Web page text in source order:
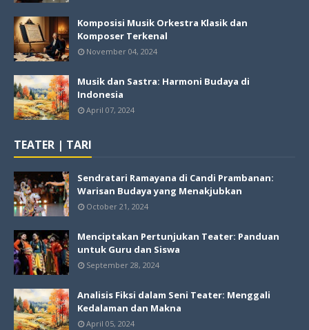
Komposisi Musik Orkestra Klasik dan
Komposer Terkenal
November 04, 2024
Musik dan Sastra: Harmoni Budaya di
Indonesia
April 07, 2024
TEATER | TARI
Sendratari Ramayana di Candi Prambanan:
Warisan Budaya yang Menakjubkan
October 21, 2024
Menciptakan Pertunjukan Teater: Panduan
untuk Guru dan Siswa
September 28, 2024
Analisis Fiksi dalam Seni Teater: Menggali
Kedalaman dan Makna
April 05, 2024